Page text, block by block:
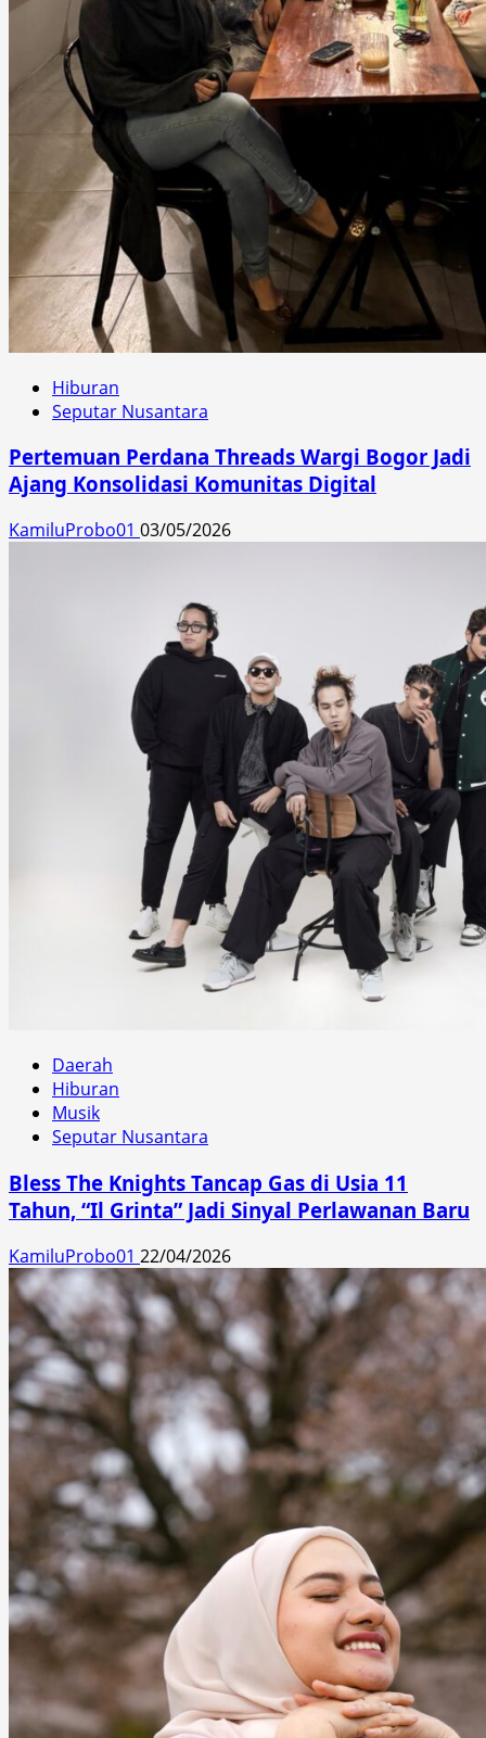
Hiburan
Seputar Nusantara
Pertemuan Perdana Threads Wargi Bogor Jadi
Ajang Konsolidasi Komunitas Digital
KamiluProbo01 03/05/2026
Daerah
Hiburan
Musik
Seputar Nusantara
Bless The Knights Tancap Gas di Usia 11
Tahun, “Il Grinta” Jadi Sinyal Perlawanan Baru
KamiluProbo01 22/04/2026